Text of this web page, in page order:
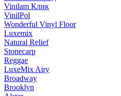
Vinilam Клик
VinilPol
Wonderful Vinyl Floor
Luxemix
Natural Relief
Stonecarp
Reggae
LuxeMix Airy
Broadway
Brooklyn